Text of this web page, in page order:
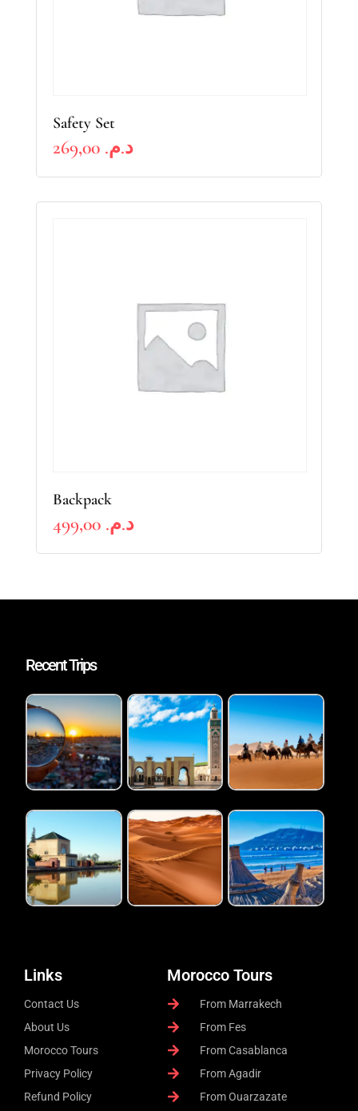
Safety Set
د.م.
Backpack
د.م.
Morocco Tours
From Marrakech
From Fes
From Casablanca
From Agadir
From Ouarzazate
Links
Contact Us
About Us
Morocco Tours
Privacy Policy
Refund Policy
Recent Trips